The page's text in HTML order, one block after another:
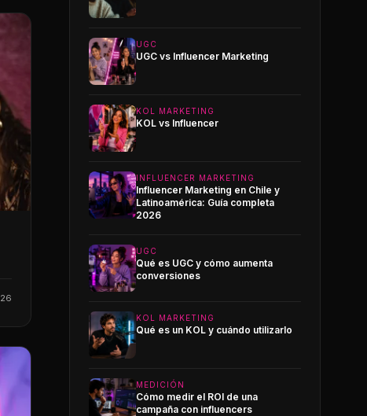
UGC
UGC vs Influencer Marketing
KOL MARKETING
KOL vs Influencer
INFLUENCER MARKETING
Influencer Marketing en Chile y
Latinoamérica: Guía completa
2026
UGC
Qué es UGC y cómo aumenta
conversiones
KOL MARKETING
Qué es un KOL y cuándo utilizarlo
MEDICIÓN
Cómo medir el ROI de una
campaña con influencers